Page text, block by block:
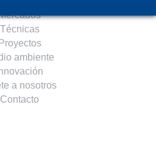
Técnicas
Proyectos
ambiente
a nosotros
Contacto